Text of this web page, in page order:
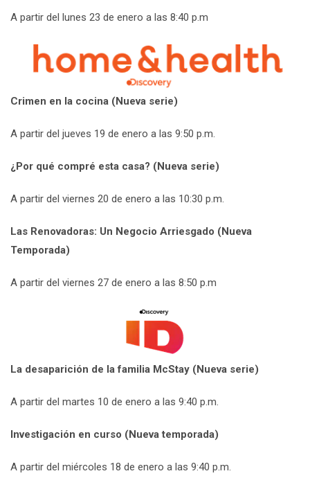
A partir del lunes 23 de enero a las 8:40 p.m
Crimen en la cocina (Nueva serie)
A partir del jueves 19 de enero a las 9:50 p.m.
¿Por qué compré esta casa? (Nueva serie)
A partir del viernes 20 de enero a las 10:30 p.m.
Las Renovadoras: Un Negocio Arriesgado (Nueva
Temporada)
A partir del viernes 27 de enero a las 8:50 p.m
La desaparición de la familia McStay (Nueva serie)
A partir del martes 10 de enero a las 9:40 p.m.
Investigación en curso (Nueva temporada)
A partir del miércoles 18 de enero a las 9:40 p.m.